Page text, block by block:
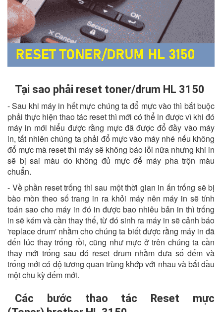
Tại sao phải reset toner/drum HL 3150
- Sau khi máy in hết mực chúng ta đổ mực vào thì bắt buộc
phải thực hiện thao tác reset thì mới có thể in được vì khi đó
máy in mới hiểu được rằng mực đã được đổ đầy vào máy
in, tất nhiên chúng ta phải đổ mực vào máy nhé nếu không
đổ mực mà reset thì máy sẽ không báo lỗi nữa nhưng khi in
sẽ bị sai màu do không đủ mực để máy pha trộn màu
chuẩn.
- Về phần reset trống thì sau một thời gian in ấn trống sẽ bị
bào mòn theo số trang in ra khỏi máy nên máy in sẽ tính
toán sao cho máy in đó in được bao nhiêu bản in thì trống
in sẽ kém và cần thay thế, từ đó sinh ra máy in sẽ cảnh báo
'replace drum' nhằm cho chúng ta biết được rằng máy in đã
đến lúc thay trống rồi, cũng như mực ở trên chúng ta cần
thay mới trống sau đó reset drum nhằm đưa số đếm và
trống mới có độ tương quan trùng khớp với nhau và bắt đầu
một chu kỳ đếm mới.
Các bước thao tác Reset mực